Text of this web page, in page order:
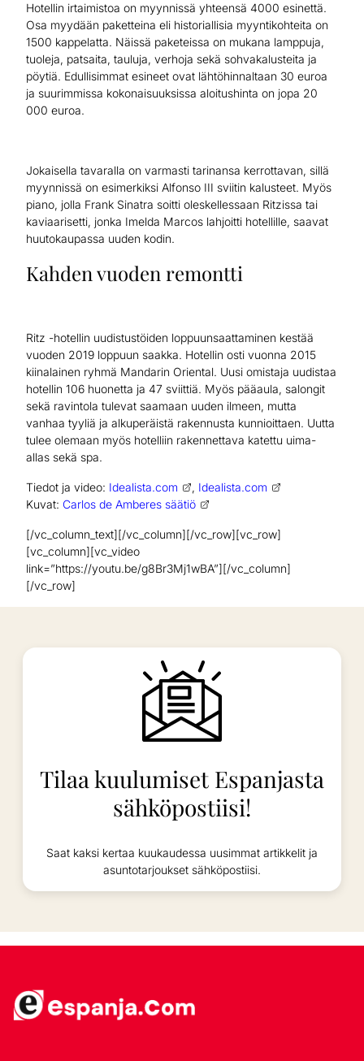
Hotellin irtaimistoa on myynnissä yhteensä 4000 esinettä.
Osa myydään paketteina eli historiallisia myyntikohteita on
1500 kappelatta. Näissä paketeissa on mukana lamppuja,
tuoleja, patsaita, tauluja, verhoja sekä sohvakalusteita ja
pöytiä. Edullisimmat esineet ovat lähtöhinnaltaan 30 euroa
ja suurimmissa kokonaisuuksissa aloitushinta on jopa 20
000 euroa.
Jokaisella tavaralla on varmasti tarinansa kerrottavan, sillä
myynnissä on esimerkiksi Alfonso III sviitin kalusteet. Myös
piano, jolla Frank Sinatra soitti oleskellessaan Ritzissa tai
kaviaarisetti, jonka Imelda Marcos lahjoitti hotellille, saavat
huutokaupassa uuden kodin.
Kahden vuoden remontti
Ritz -hotellin uudistustöiden loppuunsaattaminen kestää
vuoden 2019 loppuun saakka. Hotellin osti vuonna 2015
kiinalainen ryhmä Mandarin Oriental. Uusi omistaja uudistaa
hotellin 106 huonetta ja 47 sviittiä. Myös pääaula, salongit
sekä ravintola tulevat saamaan uuden ilmeen, mutta
vanhaa tyyliä ja alkuperäistä rakennusta kunnioittaen. Uutta
tulee olemaan myös hotelliin rakennettava katettu uima-
allas sekä spa.
Tiedot ja video: Idealista.com , Idealista.com
Kuvat: Carlos de Amberes säätiö
[/vc_column_text][/vc_column][/vc_row][vc_row]
[vc_column][vc_video
link=”https://youtu.be/g8Br3Mj1wBA”][/vc_column]
[/vc_row]
Tilaa kuulumiset Espanjasta
sähköpostiisi!
Saat kaksi kertaa kuukaudessa uusimmat artikkelit ja
asuntotarjoukset sähköpostiisi.